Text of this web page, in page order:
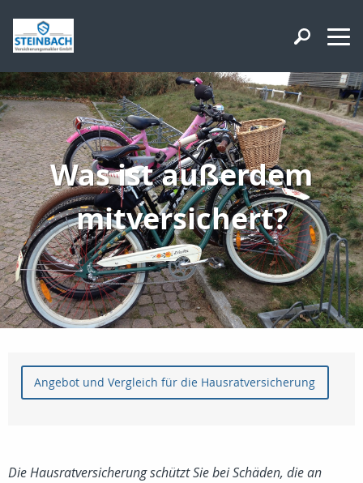
Was ist außerdem
mitversichert?
Angebot und Vergleich für die Hausratversicherung
Die Hausratversicherung schützt Sie bei Schäden, die an